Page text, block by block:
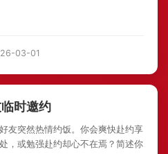
03-01
时邀约
友突然热情约饭。你会爽快赴约享
，或勉强赴约却心不在焉？简述你